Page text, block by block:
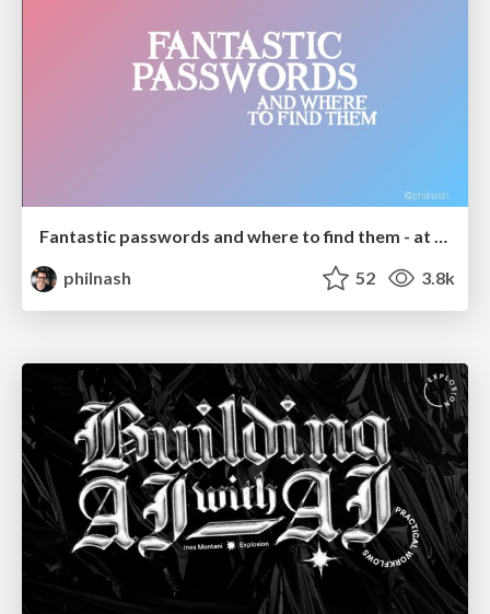
Fantastic passwords and where to find them - at NoRuKo
philnash
52 3.8k